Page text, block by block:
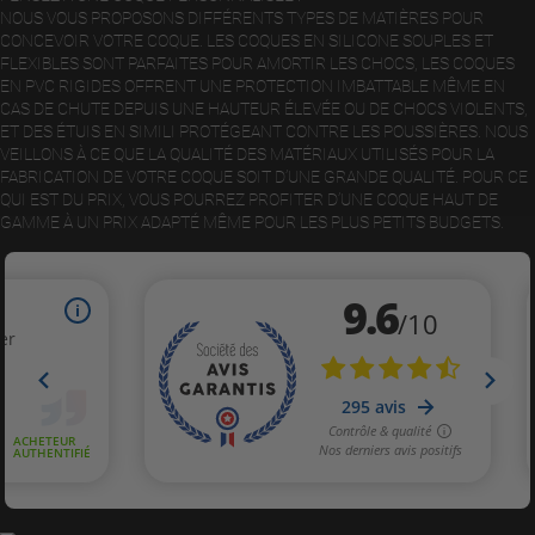
NOUS VOUS PROPOSONS DIFFÉRENTS TYPES DE MATIÈRES POUR
CONCEVOIR VOTRE COQUE. LES COQUES EN SILICONE SOUPLES ET
FLEXIBLES SONT PARFAITES POUR AMORTIR LES CHOCS, LES COQUES
EN PVC RIGIDES OFFRENT UNE PROTECTION IMBATTABLE MÊME EN
CAS DE CHUTE DEPUIS UNE HAUTEUR ÉLEVÉE OU DE CHOCS VIOLENTS,
ET DES ÉTUIS EN SIMILI PROTÉGEANT CONTRE LES POUSSIÈRES. NOUS
VEILLONS À CE QUE LA QUALITÉ DES MATÉRIAUX UTILISÉS POUR LA
FABRICATION DE VOTRE COQUE SOIT D’UNE GRANDE QUALITÉ. POUR CE
QUI EST DU PRIX, VOUS POURREZ PROFITER D’UNE COQUE HAUT DE
GAMME À UN PRIX ADAPTÉ MÊME POUR LES PLUS PETITS BUDGETS.